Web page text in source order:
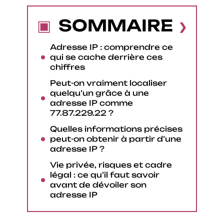
SOMMAIRE
Adresse IP : comprendre ce
qui se cache derrière ces
chiffres
Peut-on vraiment localiser
quelqu’un grâce à une
adresse IP comme
77.87.229.22 ?
Quelles informations précises
peut-on obtenir à partir d’une
adresse IP ?
Vie privée, risques et cadre
légal : ce qu’il faut savoir
avant de dévoiler son
adresse IP